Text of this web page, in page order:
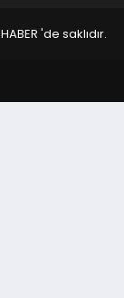
'de saklıdır.